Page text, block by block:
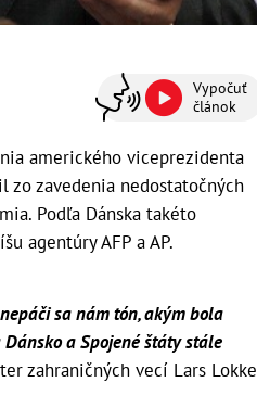
Vypočuť
článok
amerického viceprezidenta
zo zavedenia nedostatočných
Podľa Dánska takéto
agentúry AFP a AP.
sa nám tón, akým bola
a Spojené štáty stále
zahraničných vecí Lars Lokke